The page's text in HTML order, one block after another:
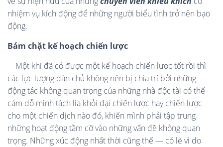
nhiệm vụ kích động để những người biểu tình trở nên bạo
động.
Bám chặt kế hoạch chiến lược
Một khi đã có được một kế hoạch chiến lược tốt rồi thì
các lực lượng dân chủ không nên bị chia trí bởi những
động tác không quan trọng của những nhà độc tài có thể
cám dỗ mình tách lìa khỏi đại chiến lược hay chiến lược
cho một chiến dịch nào đó, khiến mình phải tập trung
những hoạt động tầm cỡ vào những vấn đề không quan
trọng. Những xúc động nhất thời cũng thế — có lẽ vì do